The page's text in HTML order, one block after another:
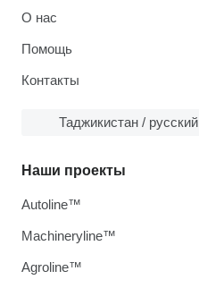
О нас
Помощь
Контакты
Таджикистан / русский
Наши проекты
Autoline™
Machineryline™
Agroline™